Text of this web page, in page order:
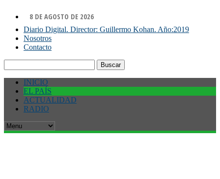
8 DE AGOSTO DE 2026
Diario Digital. Director: Guillermo Kohan. Año:2019
Nosotros
Contacto
INICIO
EL PAÍS
ACTUALIDAD
RADIO